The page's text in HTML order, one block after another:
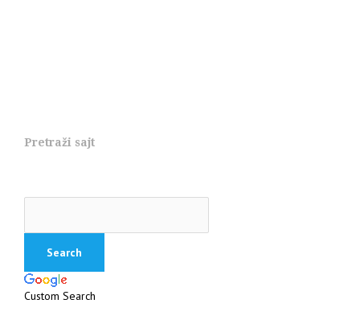
Pretraži sajt
Custom Search